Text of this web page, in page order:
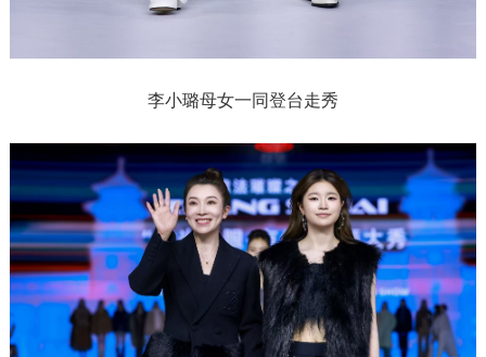
李小璐母女一同登台走秀